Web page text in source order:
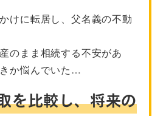
けに転居し、父名義の不動
のまま相続する不安があ
か悩んでいた…
を比較し、将来の